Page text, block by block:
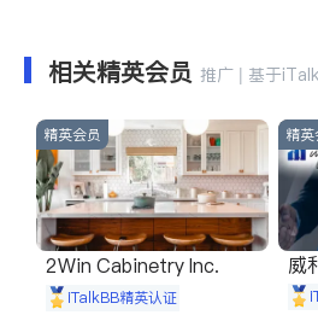
相关精英会员 推广 | 基于
精英会员
2Win Cabinetry Inc.
iTalkBB精英认证
精英
威